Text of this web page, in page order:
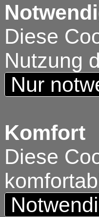
Diese
Nutzung
Nur
Komfort
Diese